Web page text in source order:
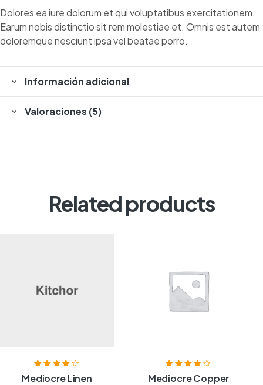
Dolores ea iure dolorum et qui voluptatibus exercitationem.
Earum nobis distinctio sit rem molestiae et. Omnis est autem
doloremque nesciunt ipsa vel beatae porro.
Información adicional
Valoraciones (5)
Related products
Valorado
con4.00 de
Mediocre Linen
Valorado
con3.80de
Mediocre Copper